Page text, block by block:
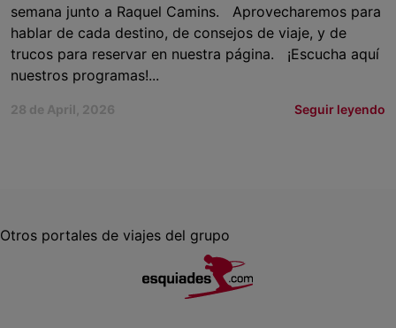
semana junto a Raquel Camins. Aprovecharemos para
hablar de cada destino, de consejos de viaje, y de
trucos para reservar en nuestra página. ¡Escucha aquí
nuestros programas!...
28 de April, 2026 Seguir leyendo
Otros portales de viajes del grupo